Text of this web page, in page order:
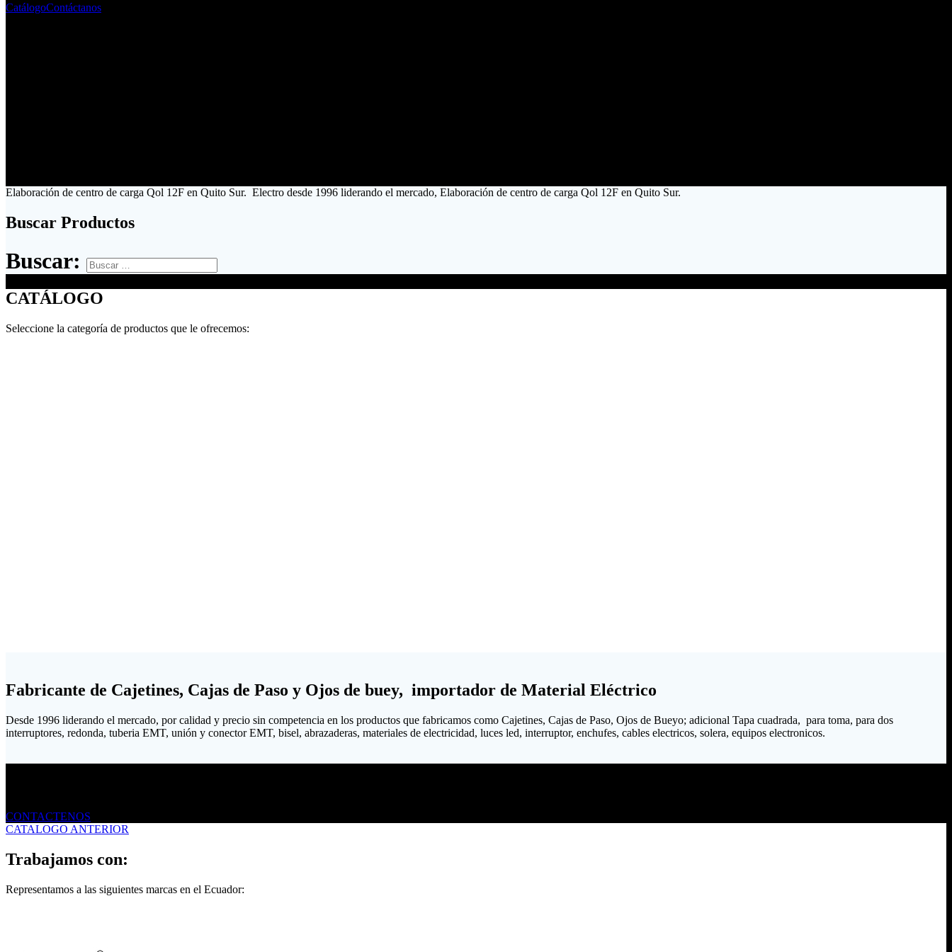
CatálogoContáctanos
Elaboración de centro de carga Qol 12F en Quito Sur. Electro desde 1996 liderando el mercado, Elaboración de centro de carga Qol 12F en Quito Sur.
Buscar Productos
Buscar:
CATÁLOGO
Seleccione la categoría de productos que le ofrecemos:
Fabricante de Cajetines, Cajas de Paso y Ojos de buey, importador de Material Eléctrico
Desde 1996 liderando el mercado, por calidad y precio sin competencia en los productos que fabricamos como Cajetines, Cajas de Paso, Ojos de Bueyo; adicional Tapa cuadrada, para toma, para dos
interruptores, redonda, tuberia EMT, unión y conector EMT, bisel, abrazaderas, materiales de electricidad, luces led, interruptor, enchufes, cables electricos, solera, equipos electronicos.
CONTACTENOS
CATALOGO ANTERIOR
Trabajamos con:
Representamos a las siguientes marcas en el Ecuador: